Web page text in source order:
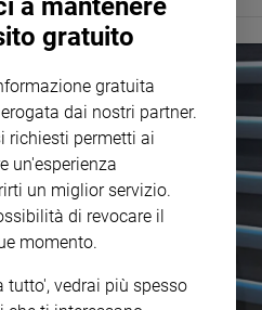
a mantenere
gratuito
gratuita
dai nostri partner.
richiesti permetti ai
un'esperienza
un miglior servizio.
di revocare il
momento.
tutto', vedrai più spesso